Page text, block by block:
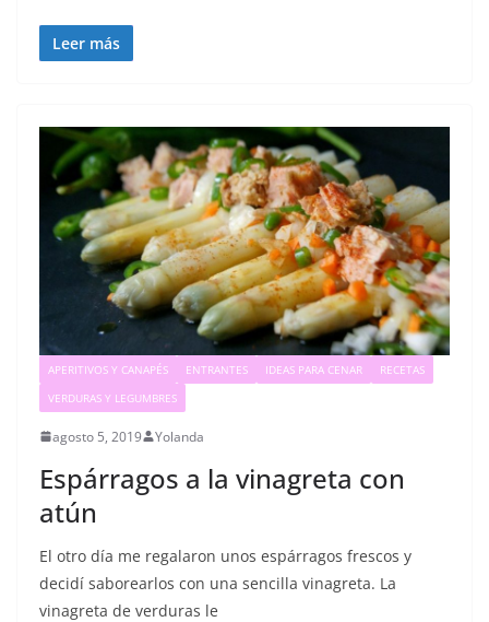
Leer más
APERITIVOS Y CANAPÉS ENTRANTES IDEAS PARA CENAR
RECETAS
VERDURAS Y LEGUMBRES
agosto 5, 2019 Yolanda
Espárragos a la vinagreta con
atún
El otro día me regalaron unos espárragos frescos y
decidí saborearlos con una sencilla vinagreta. La
vinagreta de verduras le